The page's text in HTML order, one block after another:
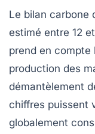
Le bilan carbone
estimé entre 12
prend en compte
production des
démantèlement
chiffres puissent
globalement